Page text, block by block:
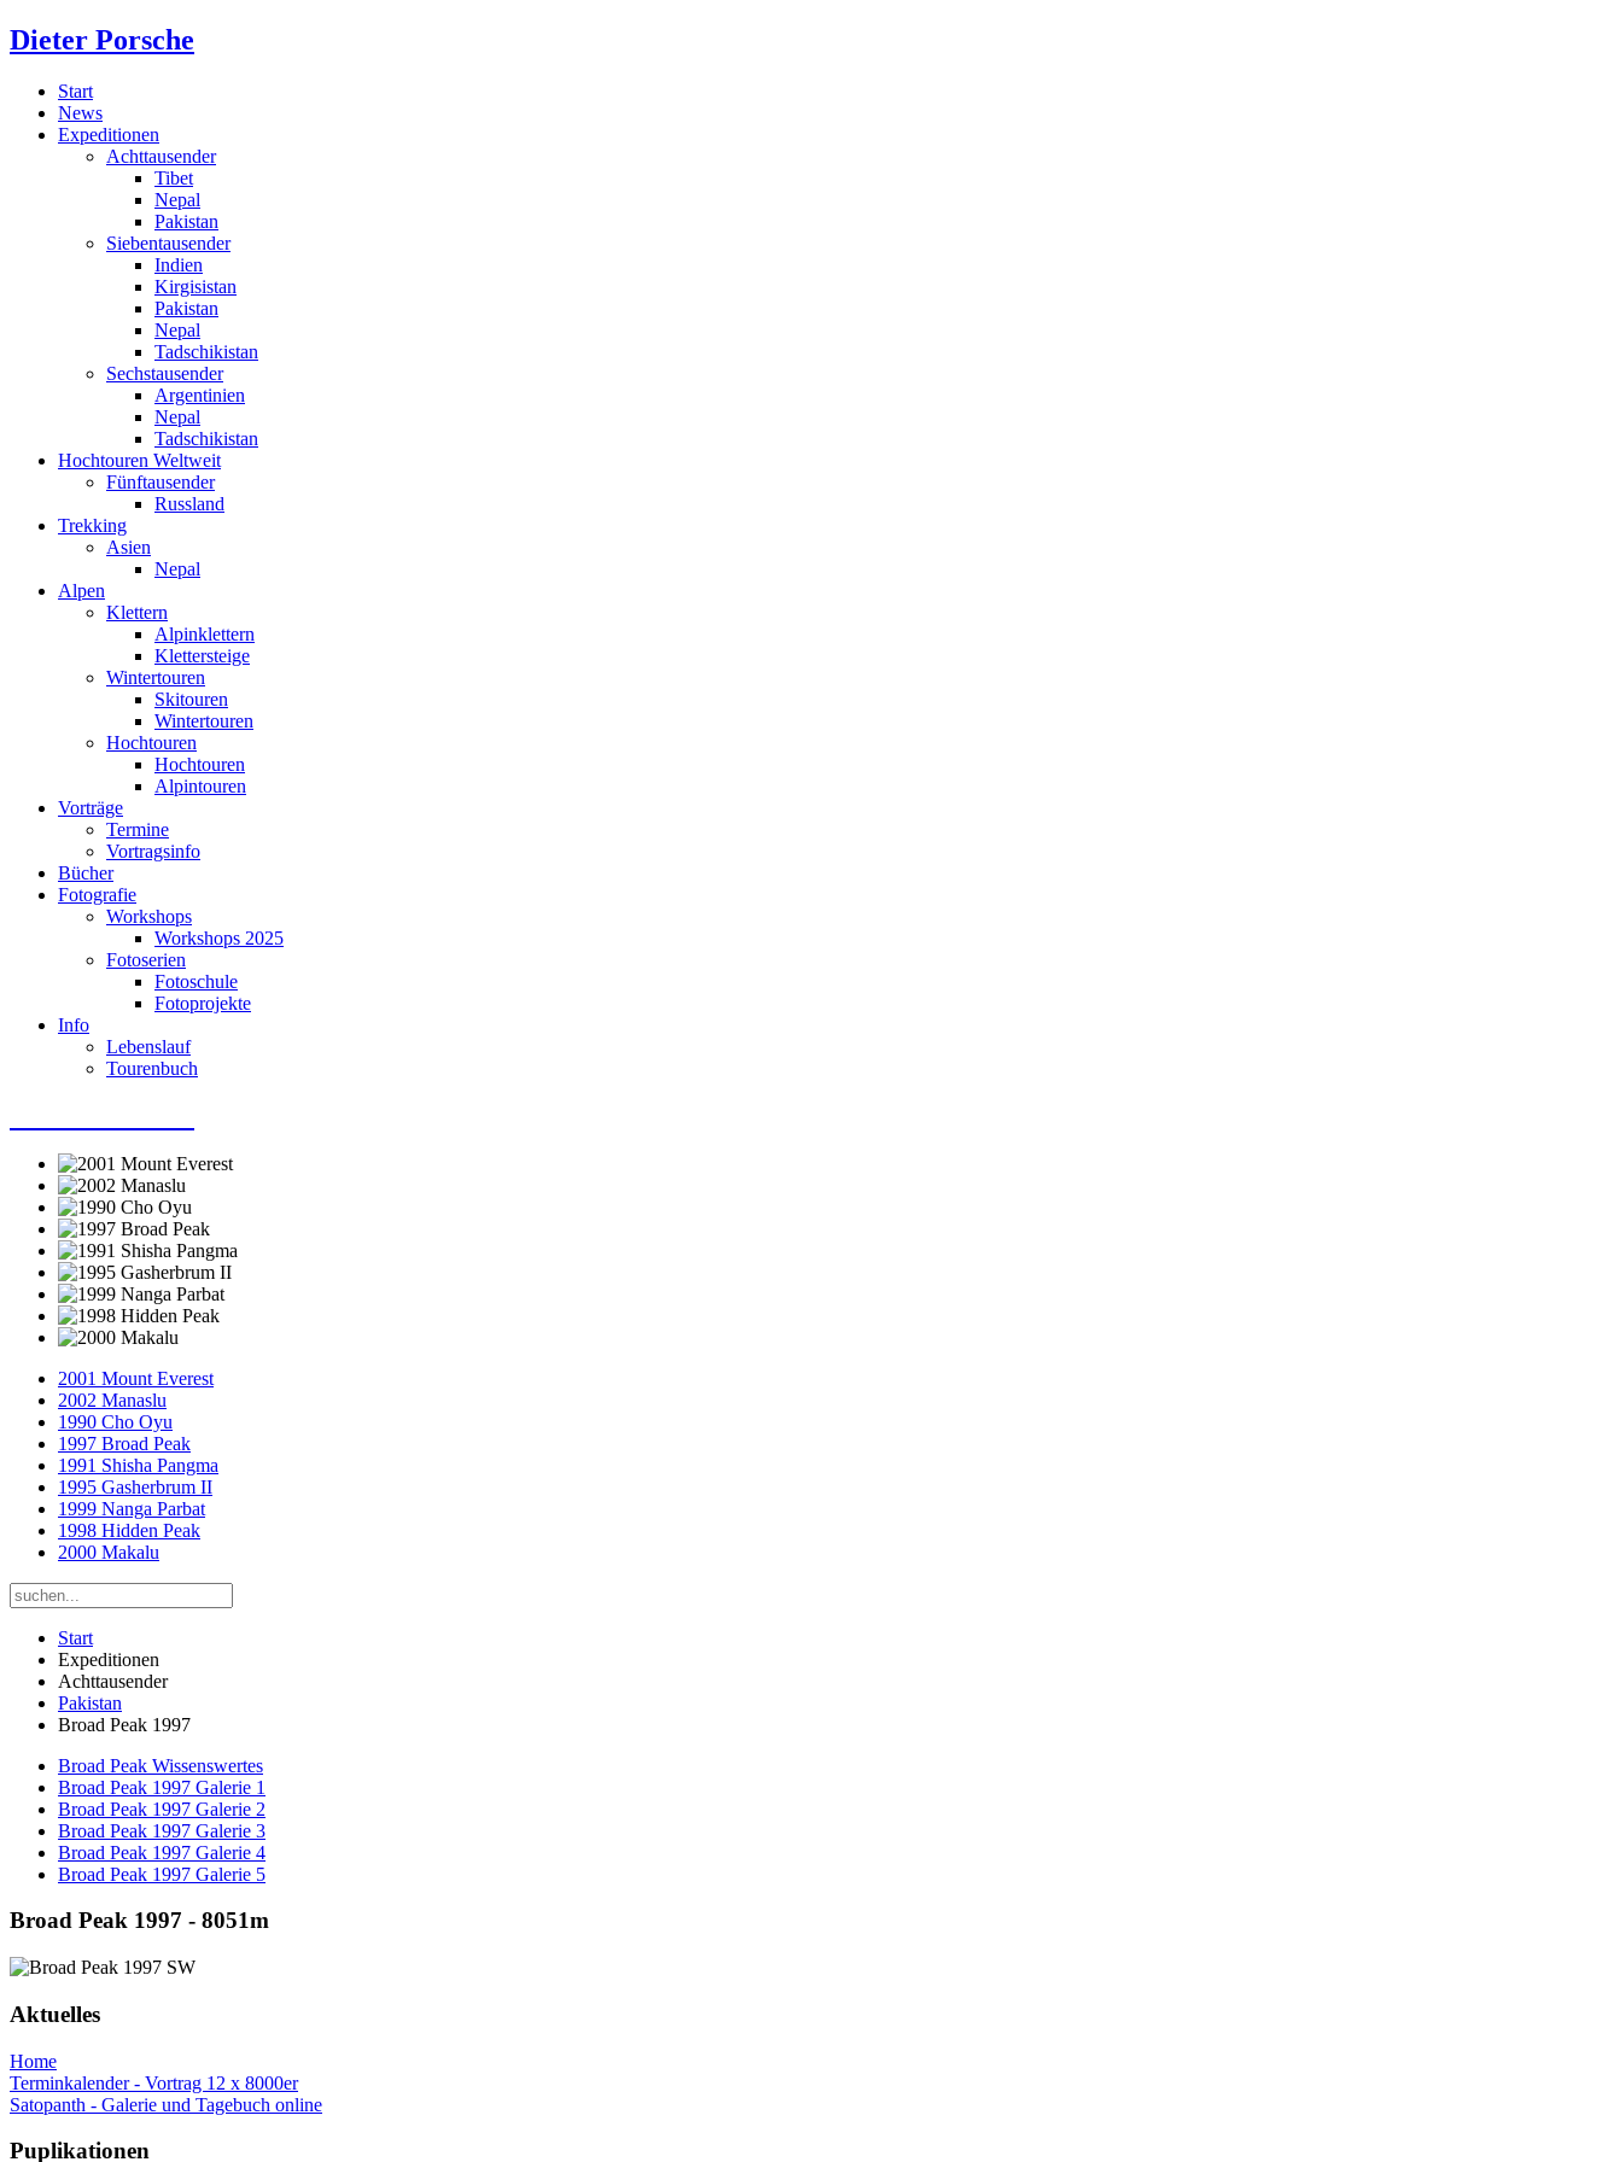
Dieter Porsche
Start
News
Expeditionen
Achttausender
Tibet
Nepal
Pakistan
Siebentausender
Indien
Kirgisistan
Pakistan
Nepal
Tadschikistan
Sechstausender
Argentinien
Nepal
Tadschikistan
Hochtouren Weltweit
Fünftausender
Russland
Trekking
Asien
Nepal
Alpen
Klettern
Alpinklettern
Klettersteige
Wintertouren
Skitouren
Wintertouren
Hochtouren
Hochtouren
Alpintouren
Vorträge
Termine
Vortragsinfo
Bücher
Fotografie
Workshops
Workshops 2025
Fotoserien
Fotoschule
Fotoprojekte
Info
Lebenslauf
Tourenbuch
2001 Mount Everest
2002 Manaslu
1990 Cho Oyu
1997 Broad Peak
1991 Shisha Pangma
1995 Gasherbrum II
1999 Nanga Parbat
1998 Hidden Peak
2000 Makalu
Start
Expeditionen
Achttausender
Pakistan
Broad Peak 1997
Broad Peak Wissenswertes
Broad Peak 1997 Galerie 1
Broad Peak 1997 Galerie 2
Broad Peak 1997 Galerie 3
Broad Peak 1997 Galerie 4
Broad Peak 1997 Galerie 5
Broad Peak 1997 - 8051m
Aktuelles
Home
Terminkalender - Vortrag 12 x 8000er
Satopanth - Galerie und Tagebuch online
Puplikationen